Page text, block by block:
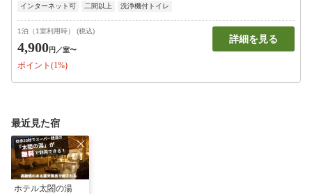
インターネット可 二間以上 洗浄機付トイレ
1泊（1室利用時） (税込)
4,900円 ／室〜
ポイント(1%)
詳細を見る
最近見た宿
ホテル太閤の湯